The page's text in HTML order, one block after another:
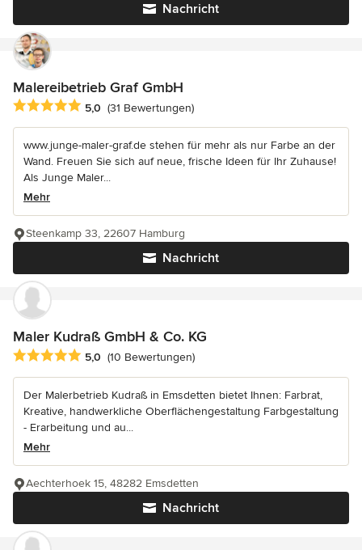
Nachricht
Malereibetrieb Graf GmbH
Durchschnittliche Bewertung: 5 von 5 Sternen
5,0 (31 Bewertungen)
www.junge-maler-graf.de stehen für mehr als nur Farbe an der
Wand. Freuen Sie sich auf neue, frische Ideen für Ihr Zuhause!
Als Junge Maler...
Mehr
Nachricht
Steenkamp 33, 22607 Hamburg
Maler Kudraß GmbH & Co. KG
Durchschnittliche Bewertung: 5 von 5 Sternen
5,0 (10 Bewertungen)
Der Malerbetrieb Kudraß in Emsdetten bietet Ihnen: Farbrat,
Kreative, handwerkliche Oberflächengestaltung Farbgestaltung
- Erarbeitung und au...
Mehr
Nachricht
Aechterhoek 15, 48282 Emsdetten